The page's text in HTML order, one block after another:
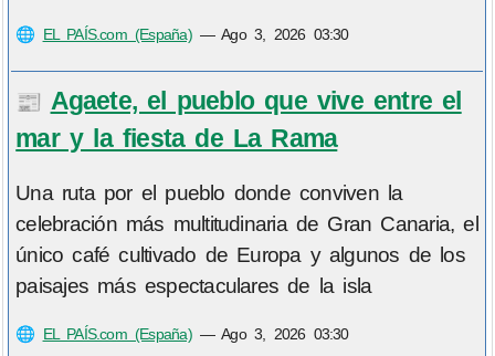
🌐 EL PAÍS.com (España)—Ago 3, 2026 03:30
📰 Agaete, el pueblo que vive entre el
mar y la fiesta de La Rama
Una ruta por el pueblo donde conviven la
celebración más multitudinaria de Gran Canaria, el
único café cultivado de Europa y algunos de los
paisajes más espectaculares de la isla
🌐 EL PAÍS.com (España)—Ago 3, 2026 03:30